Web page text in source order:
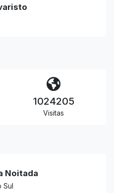
1024205
Visitas
Noitada
Sul